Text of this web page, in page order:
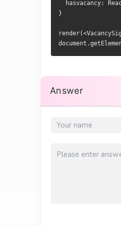
hasvacancy:
}
Answer